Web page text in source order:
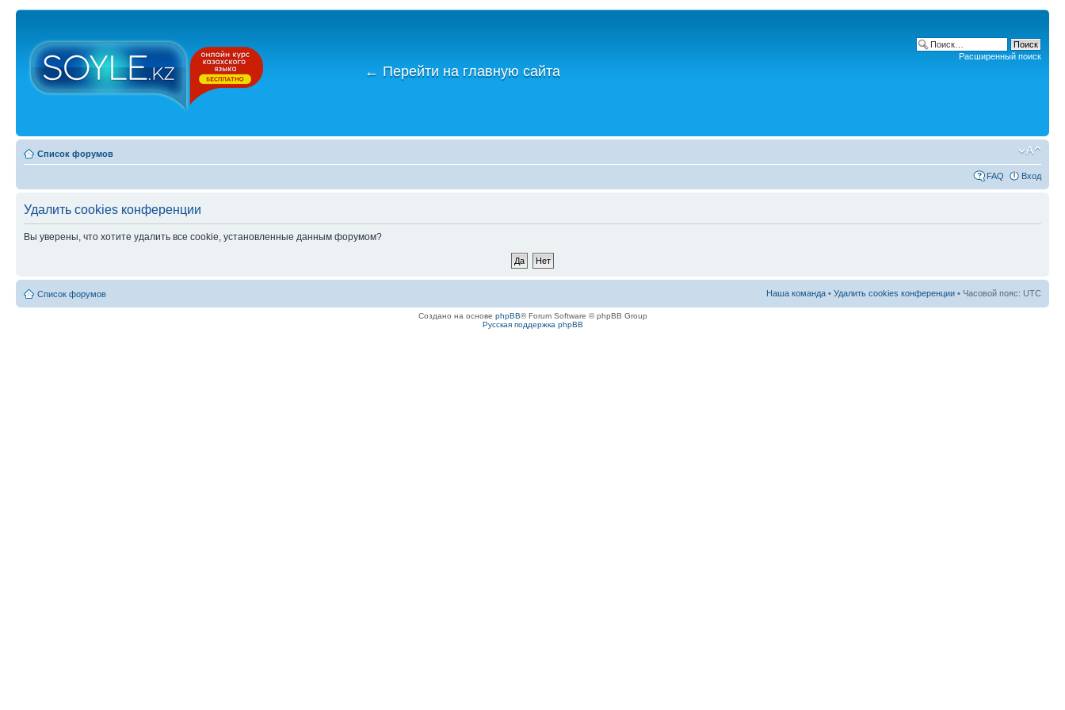
← Перейти на главную сайта
Расширенный поиск
Список форумов
FAQ Вход
Удалить cookies конференции
Вы уверены, что хотите удалить все cookie, установленные данным форумом?
Список форумов Наша команда • Удалить cookies конференции • Часовой пояс: UTC
Создано на основе phpBB® Forum Software © phpBB Group
Русская поддержка phpBB